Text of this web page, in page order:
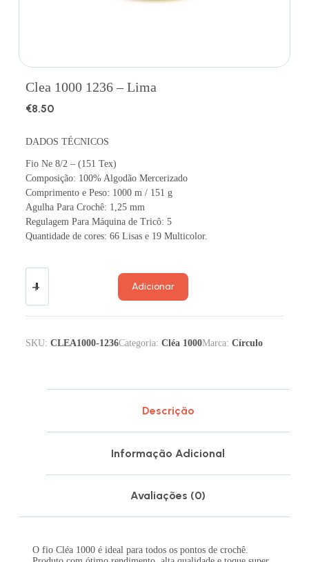
Clea 1000 1236 – Lima
€8.50
DADOS TÉCNICOS
Fio Ne 8/2 – (151 Tex)
Composição: 100% Algodão Mercerizado
Comprimento e Peso: 1000 m / 151 g
Agulha Para Crochê: 1,25 mm
Regulagem Para Máquina de Tricô: 5
Quantidade de cores: 66 Lisas e 19 Multicolor.
Adicionar
SKU: CLEA1000-1236Categoria: Cléa 1000Marca: Círculo
Descrição
Informação Adicional
Avaliações (0)
O fio Cléa 1000 é ideal para todos os pontos de crochê.